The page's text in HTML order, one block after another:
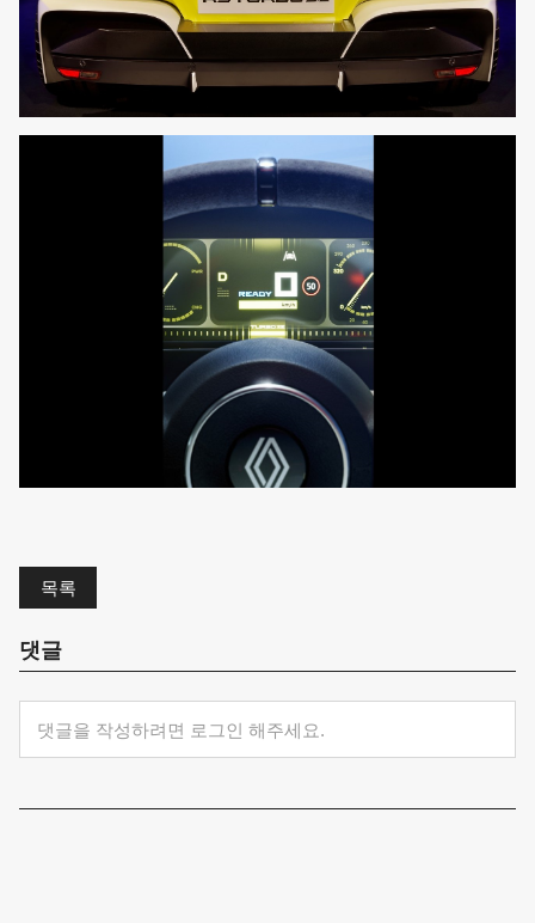
목록
댓글
댓글을 작성하려면 로그인 해주세요.